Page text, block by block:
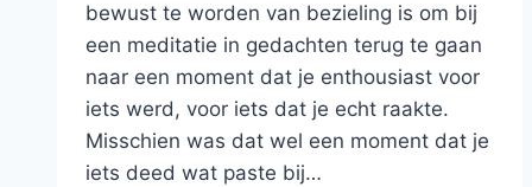
bewust te worden van bezieling is om bij
een meditatie in gedachten terug te gaan
naar een moment dat je enthousiast voor
iets werd, voor iets dat je echt raakte.
Misschien was dat wel een moment dat je
iets deed wat paste bij…